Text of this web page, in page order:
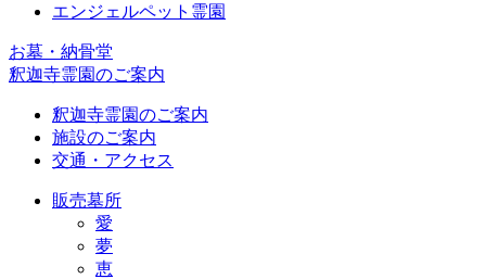
エンジェルペット霊園
お墓・納骨堂
釈迦寺霊園のご案内
釈迦寺霊園のご案内
施設のご案内
交通・アクセス
販売墓所
愛
夢
恵